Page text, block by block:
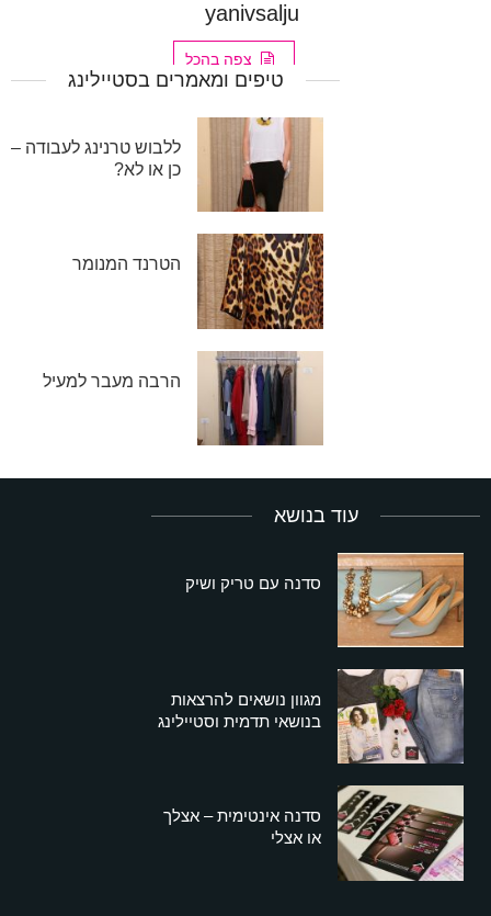
yanivsalju
צפה בהכל
טיפים ומאמרים בסטיילינג
ללבוש טרנינג לעבודה –
כן או לא?
הטרנד המנומר
הרבה מעבר למעיל
עוד בנושא
סדנה עם טריק ושיק
מגוון נושאים להרצאות
בנושאי תדמית וסטיילינג
סדנה אינטימית – אצלך
או אצלי